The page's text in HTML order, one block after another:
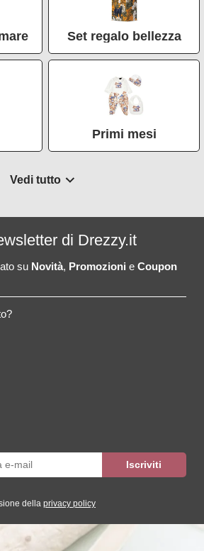
Set regalo bellezza
Primi mesi
di Drezzy.it
su Novità, Promozioni e Coupon
della privacy policy